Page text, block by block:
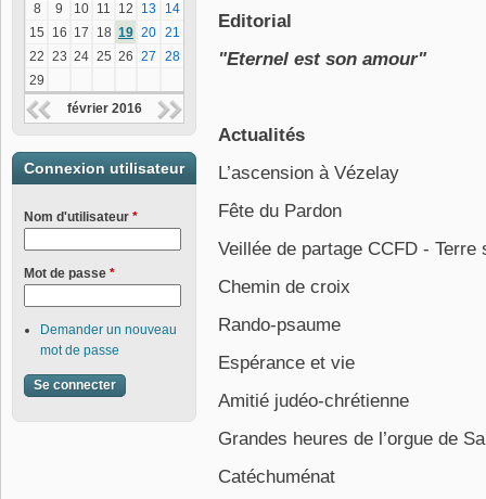
Editorial
"Eternel est son amour"
Actualités
L’ascension à Vézelay
Fête du Pardon
Veillée de partage CCFD - Terre
Chemin de croix
Rando-psaume
Espérance et vie
Amitié judéo-chrétienne
Grandes heures de l’orgue de
Catéchuménat
8
9 10 11 12 13
14
15
16 17 18 19 20 21
22 23 24 25 26 27
28
29
février 2016
Connexion utilisateur
Nom d'utilisateur *
Mot de passe *
Demander un nouveau
mot de passe